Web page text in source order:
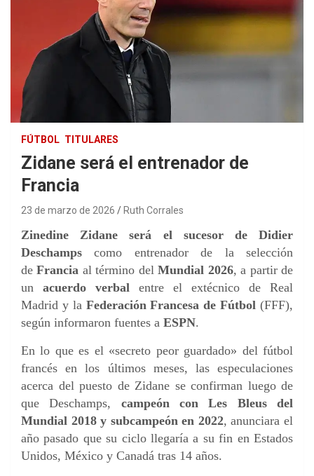
FÚTBOL TITULARES
Zidane será el entrenador de
Francia
23 de marzo de 2026 Ruth Corrales
Zinedine Zidane será el sucesor de Didier
Deschamps como entrenador de la selección
deFrancia al término delMundial 2026, a partir de
un acuerdo verbal entre el extécnico de Real
Madrid y la Federación Francesa de Fútbol (FFF),
según informaron fuentes a ESPN.
En lo que es el «secreto peor guardado» del fútbol
francés en los últimos meses, las especulaciones
acerca del puesto de Zidane se confirman luego de
que Deschamps, campeón con Les Bleus del
Mundial 2018 y subcampeón en 2022, anunciara el
año pasado que su ciclo llegaría a su fin en Estados
Unidos, México y Canadá tras 14 años.